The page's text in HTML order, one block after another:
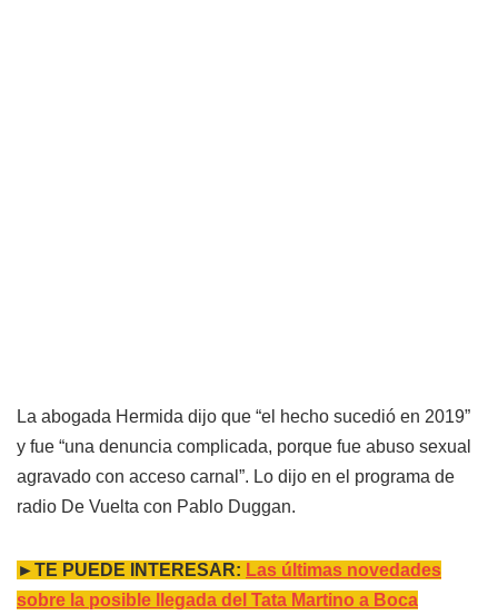
La abogada Hermida dijo que “el hecho sucedió en 2019”
y fue “una denuncia complicada, porque fue abuso sexual
agravado con acceso carnal”. Lo dijo en el programa de
radio De Vuelta con Pablo Duggan.
►TE PUEDE INTERESAR: Las últimas novedades
sobre la posible llegada del Tata Martino a Boca